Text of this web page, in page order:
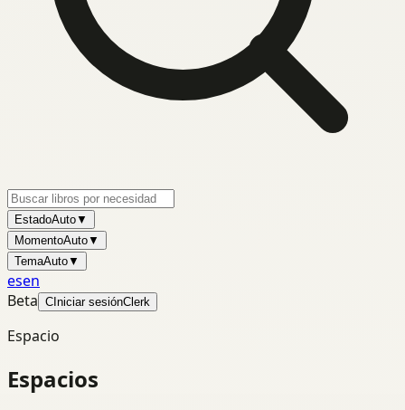
EstadoAuto▼
MomentoAuto▼
TemaAuto▼
esen
Beta C Iniciar sesiónClerk
Espacio
Espacios